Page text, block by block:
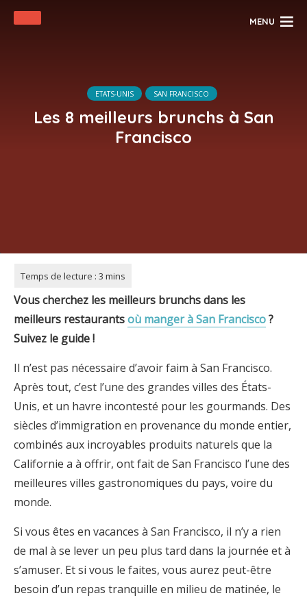
MENU
ETATS-UNIS SAN FRANCISCO
Les 8 meilleurs brunchs à San
Francisco
Vous cherchez les meilleurs brunchs dans les
meilleurs restaurantsoù manger à San Francisco?
Suivez le guide !
Il n’est pas nécessaire d’avoir faim à San Francisco.
Après tout, c’est l’une des grandes villes des États-
Unis, et un havre incontesté pour les gourmands. Des
siècles d’immigration en provenance du monde entier,
combinés aux incroyables produits naturels que la
Californie a à offrir, ont fait de San Francisco l’une des
meilleures villes gastronomiques du pays, voire du
monde.
Si vous êtes en vacances à San Francisco, il n’y a rien
de mal à se lever un peu plus tard dans la journée et à
s’amuser. Et si vous le faites, vous aurez peut-être
besoin d’un repas tranquille en milieu de matinée, le